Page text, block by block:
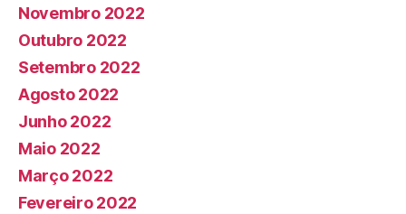
Novembro 2022
Outubro 2022
Setembro 2022
Agosto 2022
Junho 2022
Maio 2022
Março 2022
Fevereiro 2022